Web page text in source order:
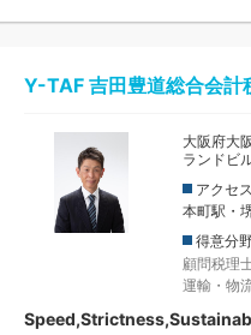
Y-TAF 吉田豊道総合会計
大阪府大
ランドビ
アクセス
本町駅・
得意分
顧問税理
運輸・物